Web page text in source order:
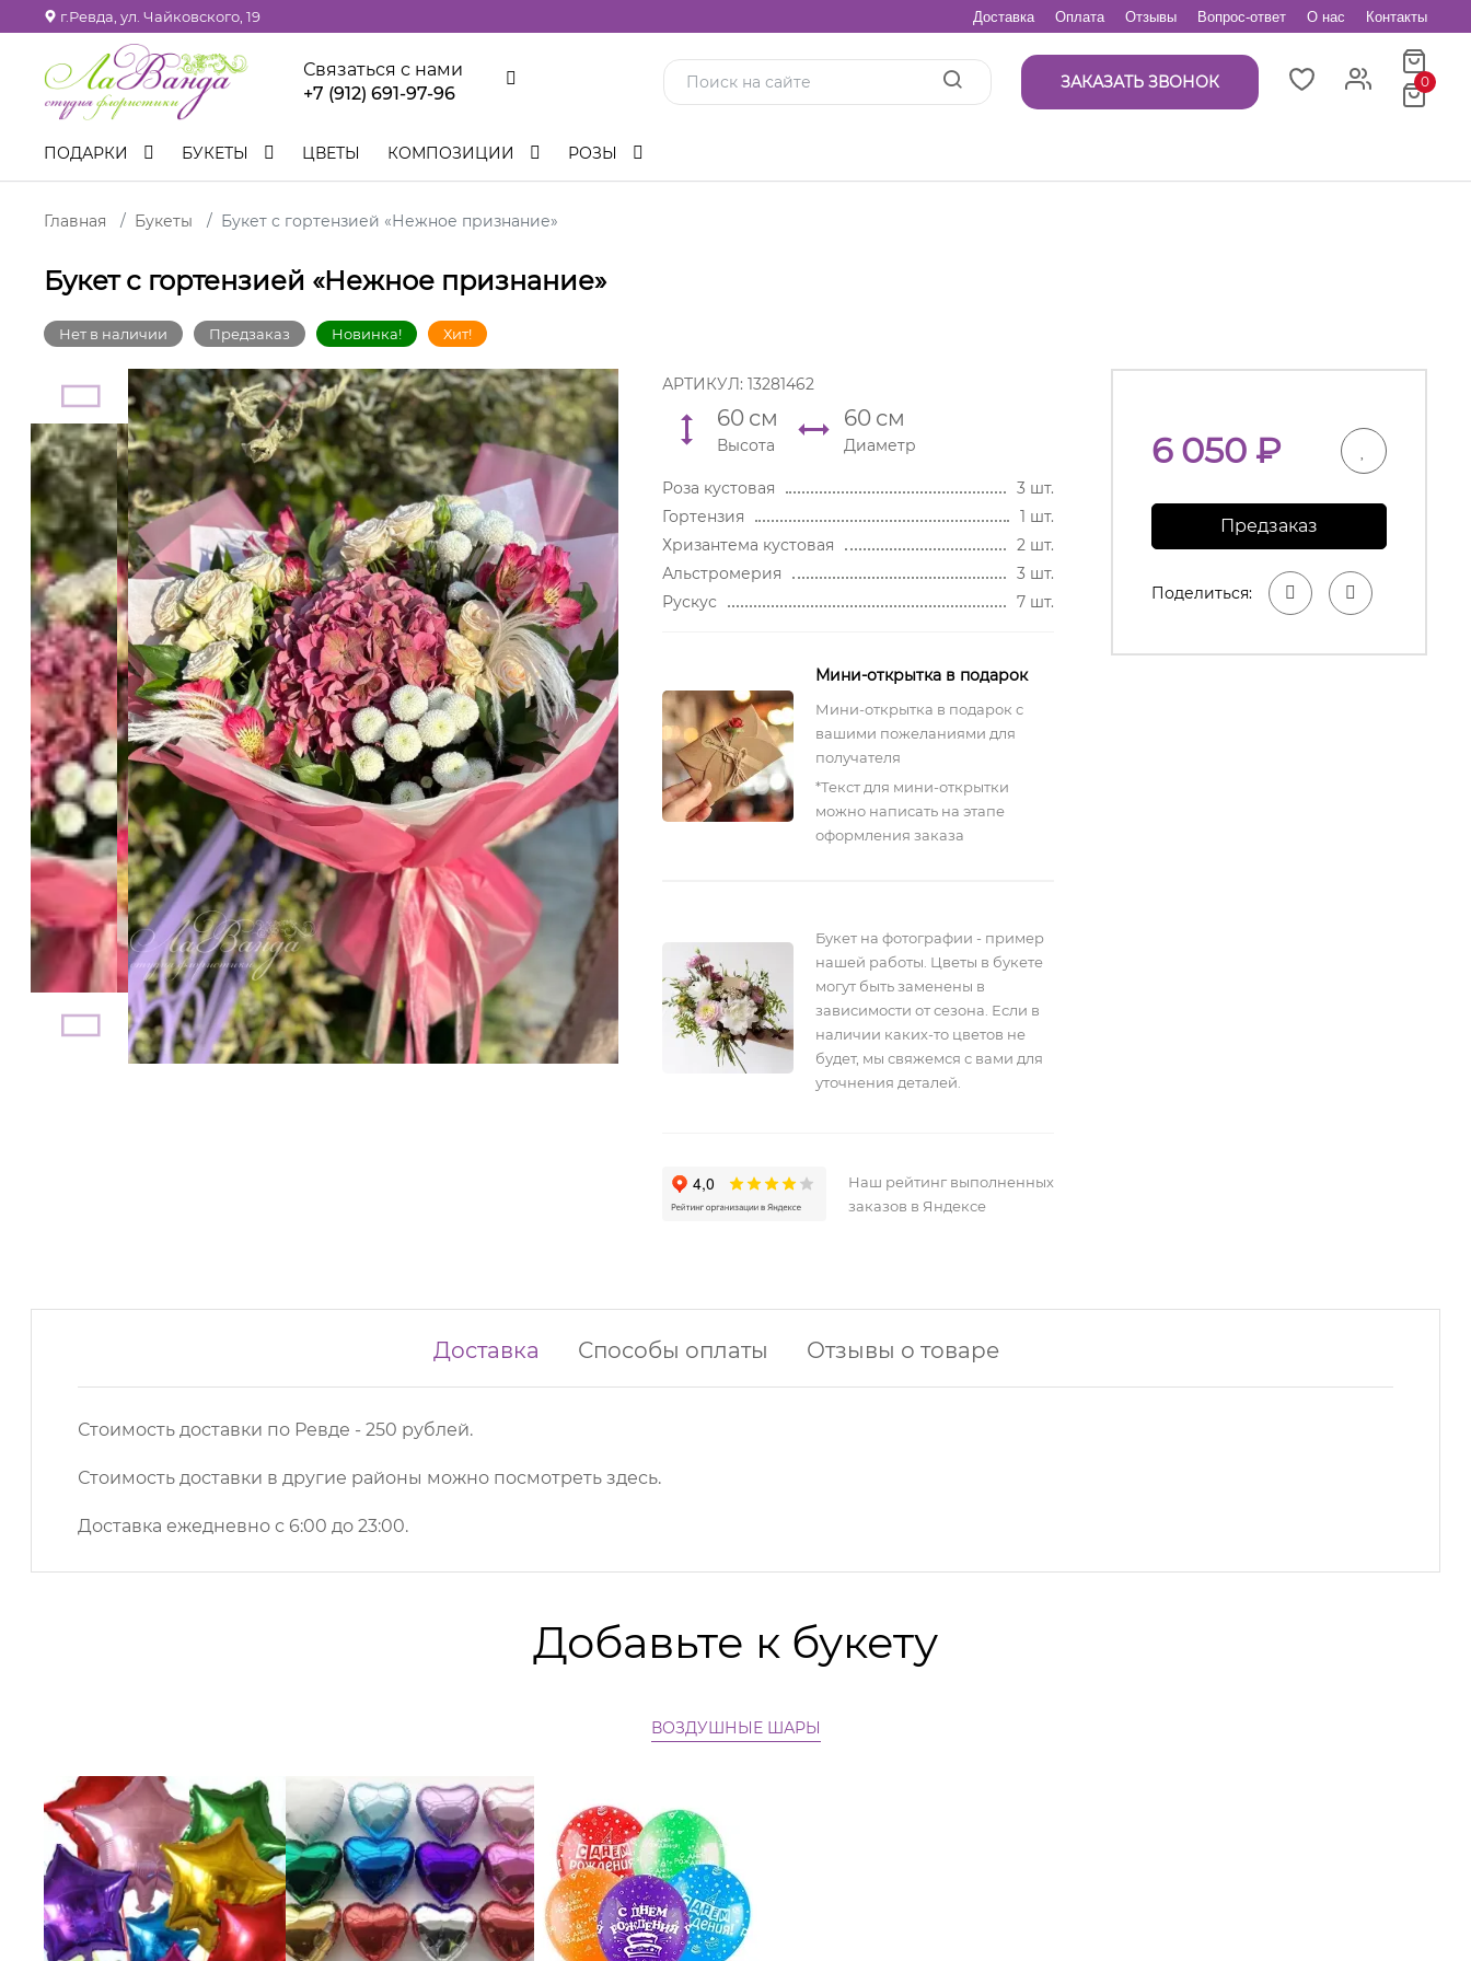
г.Ревда, ул. Чайковского, 19 Доставка Оплата Отзывы Вопрос-ответ О нас Контакты
Связаться с нами
+7 (912) 691-97-96
ЗАКАЗАТЬ ЗВОНОК 0
ПОДАРКИ БУКЕТЫ ЦВЕТЫ КОМПОЗИЦИИ РОЗЫ
Главная Букеты Букет с гортензией «Нежное признание»
Букет с гортензией «Нежное признание»
Нет в наличии Предзаказ Новинка! Хит!
АРТИКУЛ: 13281462
60 см
Высота
60 см
Диаметр
Роза кустовая
3 шт.
Гортензия
1 шт.
Хризантема кустовая
2 шт.
Альстромерия
3 шт.
Рускус
7 шт.
Мини-открытка в подарок
Мини-открытка в подарок с
вашими пожеланиями для
получателя
*Текст для мини-открытки
можно написать на этапе
оформления заказа
Букет на фотографии - пример
нашей работы. Цветы в букете
могут быть заменены в
зависимости от сезона. Если в
наличии каких-то цветов не
будет, мы свяжемся с вами для
уточнения деталей.
Наш рейтинг выполненных
заказов в Яндексе
6 050₽
Предзаказ
Поделиться:
Доставка Способы оплаты Отзывы о товаре
Стоимость доставки по Ревде - 250 рублей.
Стоимость доставки в другие районы можно посмотреть здесь.
Доставка ежедневно с 6:00 до 23:00.
Добавьте к букету
ВОЗДУШНЫЕ ШАРЫ